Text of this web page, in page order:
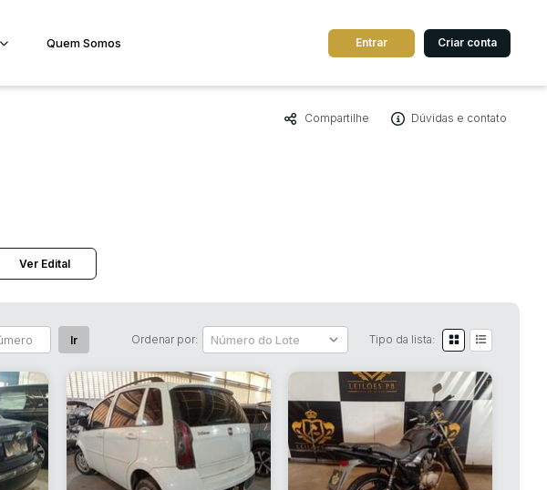
Cidade
Quem Somos Entrar Criar conta
Compartilhe Dúvidas e contato
Ver Edital
Ir Ordenar por: Tipo da lista: